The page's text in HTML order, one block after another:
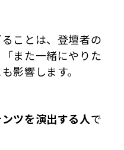
ことは、登壇者の
また一緒にやりた
影響します。
ツを演出する人で